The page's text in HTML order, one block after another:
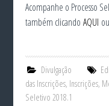
Acompanhe o Processo
também clicandoAQUI
Divulgação
das Inscrições, Inscrições,
Seletivo 2018.1